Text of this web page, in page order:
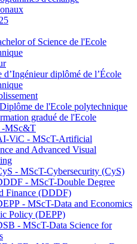
of Science de l'Ecole
d’Ingénieur diplômé de l’École
de l'Ecole polytechnique
gradué de l'Ecole
-MSc&T
ViC - MScT-Artificial
and Advanced Visual
- MScT-Cybersecurity (CyS)
- MScT-Double Degree
Finance (DDDF)
- MScT-Data and Economics
Policy (DEPP)
- MScT-Data Science for